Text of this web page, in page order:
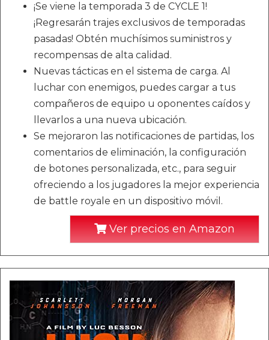
¡Se viene la temporada 3 de CYCLE 1!
¡Regresarán trajes exclusivos de temporadas
pasadas! Obtén muchísimos suministros y
recompensas de alta calidad.
Nuevas tácticas en el sistema de carga. Al
luchar con enemigos, puedes cargar a tus
compañeros de equipo u oponentes caídos y
llevarlos a una nueva ubicación.
Se mejoraron las notificaciones de partidas, los
comentarios de eliminación, la configuración
de botones personalizada, etc., para seguir
ofreciendo a los jugadores la mejor experiencia
de battle royale en un dispositivo móvil.
Ver precios en Amazon